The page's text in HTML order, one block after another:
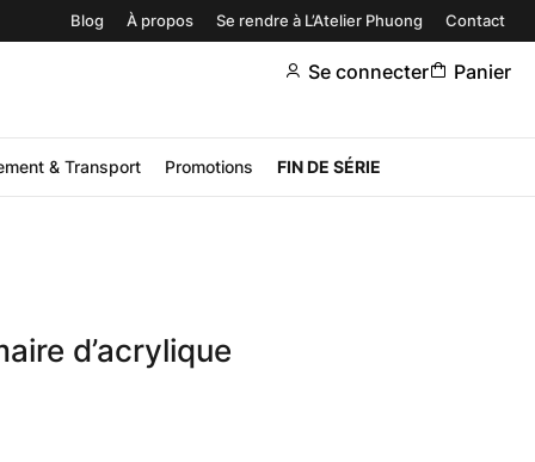
Blog À propos Se rendre à L’Atelier Phuong Contact
Se connecter Panier
& Transport Promotions FIN DE SÉRIE
d’acrylique